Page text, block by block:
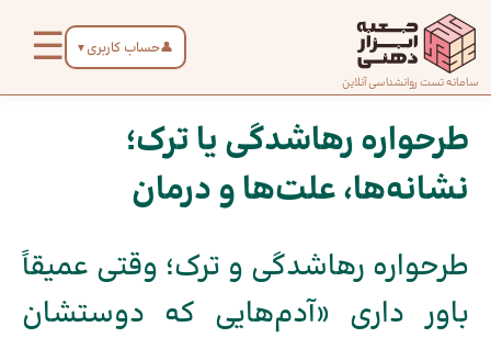
محتوا
سامانه تست روانشناسی آنلاین
👤حساب کاربری ▼
☰
صفحه
اصلی
درباره
تماس
با ما
طرحواره رهاشدگی یا ترک؛
نشانه‌ها، علت‌ها و درمان
طرحواره رهاشدگی و ترک؛ وقتی عمیقاً
باور داری «آدم‌هایی که دوستشان
پیمایش
نوشته